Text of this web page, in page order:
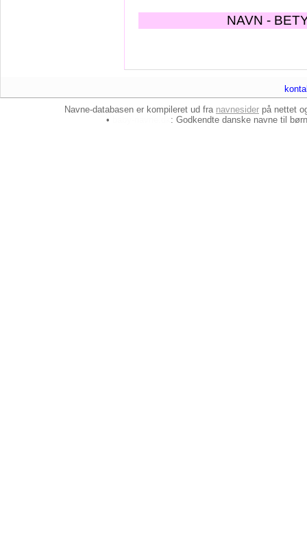
NAVN -
Navne-databasen er kompileret ud fra navnesider på nettet
•
: Godkendte danske navne til børn